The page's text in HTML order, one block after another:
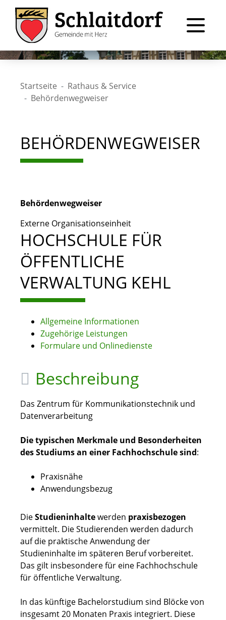
Startseite
Rathaus & Service
Behördenwegweiser
BEHÖRDENWEGWEISER
Behördenwegweiser
Externe Organisationseinheit
HOCHSCHULE FÜR
ÖFFENTLICHE
VERWALTUNG KEHL
Allgemeine Informationen
Zugehörige Leistungen
Formulare und Onlinedienste
Beschreibung
Das Zentrum für Kommunikationstechnik und
Datenverarbeitung
Die typischen Merkmale und Besonderheiten
des Studiums an einer Fachhochschule sind:
Praxisnähe
Anwendungsbezug
DieStudieninhaltewerden praxisbezogen
vermittelt. Die Studierenden werden dadurch
auf die praktische Anwendung der
Studieninhalte im späteren Beruf vorbereitet.
Das gilt insbesondere für eine Fachhochschule
für öffentliche Verwaltung.
In das künftige Bachelorstudium sind Blöcke von
insgesamt 20 Monaten Praxis integriert. Diese